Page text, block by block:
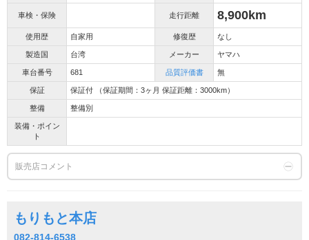
車検・保険 走行距離 8,900km
使用歴 自家用 修復歴 なし
製造国 台湾 メーカー ヤマハ
車台番号 681 品質評価書 無
保証 保証付 （保証期間：3ヶ月 保証距離：3000km）
整備 整備別
装備・ポイン
ト
販売店コメント
もりもと本店
082-814-6538